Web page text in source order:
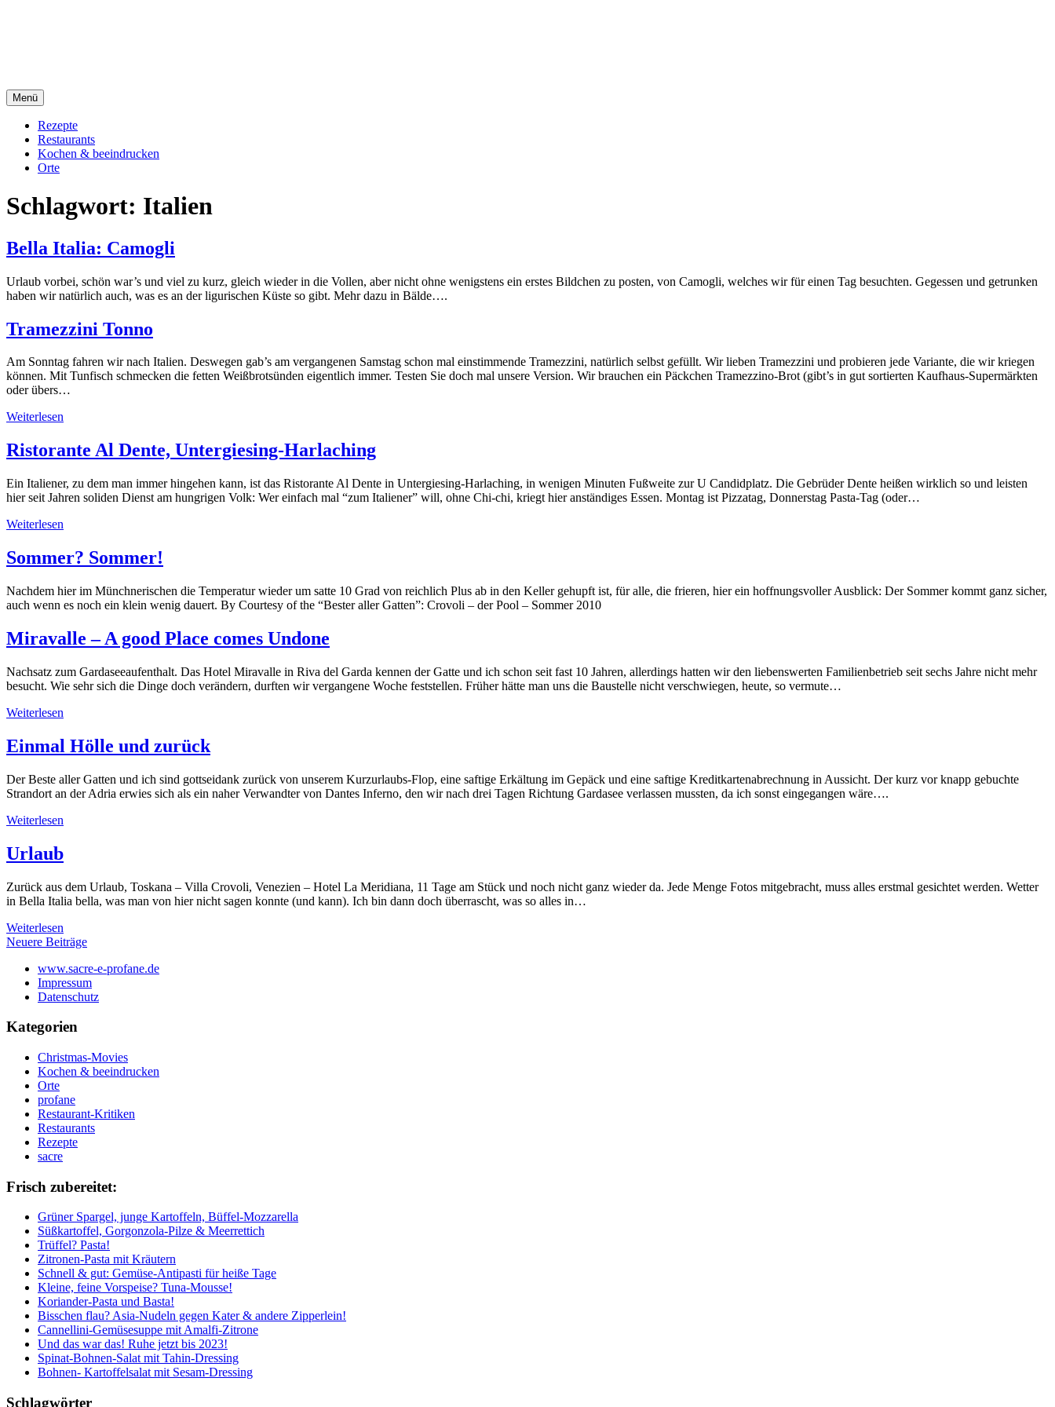
Menü
Rezepte
Restaurants
Kochen & beeindrucken
Orte
Schlagwort: Italien
Bella Italia: Camogli
Urlaub vorbei, schön war’s und viel zu kurz, gleich wieder in die Vollen, aber nicht ohne wenigstens ein erstes Bildchen zu posten, von Camogli, welches wir für einen Tag besuchten. Gegessen und getrunken
haben wir natürlich auch, was es an der ligurischen Küste so gibt. Mehr dazu in Bälde….
Tramezzini Tonno
Am Sonntag fahren wir nach Italien. Deswegen gab’s am vergangenen Samstag schon mal einstimmende Tramezzini, natürlich selbst gefüllt. Wir lieben Tramezzini und probieren jede Variante, die wir kriegen
können. Mit Tunfisch schmecken die fetten Weißbrotsünden eigentlich immer. Testen Sie doch mal unsere Version. Wir brauchen ein Päckchen Tramezzino-Brot (gibt’s in gut sortierten Kaufhaus-Supermärkten
oder übers…
Weiterlesen
Ristorante Al Dente, Untergiesing-Harlaching
Ein Italiener, zu dem man immer hingehen kann, ist das Ristorante Al Dente in Untergiesing-Harlaching, in wenigen Minuten Fußweite zur U Candidplatz. Die Gebrüder Dente heißen wirklich so und leisten
hier seit Jahren soliden Dienst am hungrigen Volk: Wer einfach mal “zum Italiener” will, ohne Chi-chi, kriegt hier anständiges Essen. Montag ist Pizzatag, Donnerstag Pasta-Tag (oder…
Weiterlesen
Sommer? Sommer!
Nachdem hier im Münchnerischen die Temperatur wieder um satte 10 Grad von reichlich Plus ab in den Keller gehupft ist, für alle, die frieren, hier ein hoffnungsvoller Ausblick: Der Sommer kommt ganz sicher,
auch wenn es noch ein klein wenig dauert. By Courtesy of the “Bester aller Gatten”: Crovoli – der Pool – Sommer 2010
Miravalle – A good Place comes Undone
Nachsatz zum Gardaseeaufenthalt. Das Hotel Miravalle in Riva del Garda kennen der Gatte und ich schon seit fast 10 Jahren, allerdings hatten wir den liebenswerten Familienbetrieb seit sechs Jahre nicht mehr
besucht. Wie sehr sich die Dinge doch verändern, durften wir vergangene Woche feststellen. Früher hätte man uns die Baustelle nicht verschwiegen, heute, so vermute…
Weiterlesen
Einmal Hölle und zurück
Der Beste aller Gatten und ich sind gottseidank zurück von unserem Kurzurlaubs-Flop, eine saftige Erkältung im Gepäck und eine saftige Kreditkartenabrechnung in Aussicht. Der kurz vor knapp gebuchte
Strandort an der Adria erwies sich als ein naher Verwandter von Dantes Inferno, den wir nach drei Tagen Richtung Gardasee verlassen mussten, da ich sonst eingegangen wäre….
Weiterlesen
Urlaub
Zurück aus dem Urlaub, Toskana – Villa Crovoli, Venezien – Hotel La Meridiana, 11 Tage am Stück und noch nicht ganz wieder da. Jede Menge Fotos mitgebracht, muss alles erstmal gesichtet werden. Wetter
in Bella Italia bella, was man von hier nicht sagen konnte (und kann). Ich bin dann doch überrascht, was so alles in…
Weiterlesen
Beitragsnavigation
Neuere Beiträge
www.sacre-e-profane.de
Impressum
Datenschutz
Kategorien
Christmas-Movies
Kochen & beeindrucken
Orte
profane
Restaurant-Kritiken
Restaurants
Rezepte
sacre
Frisch zubereitet:
Grüner Spargel, junge Kartoffeln, Büffel-Mozzarella
Süßkartoffel, Gorgonzola-Pilze & Meerrettich
Trüffel? Pasta!
Zitronen-Pasta mit Kräutern
Schnell & gut: Gemüse-Antipasti für heiße Tage
Kleine, feine Vorspeise? Tuna-Mousse!
Koriander-Pasta und Basta!
Bisschen flau? Asia-Nudeln gegen Kater & andere Zipperlein!
Cannellini-Gemüsesuppe mit Amalfi-Zitrone
Und das war das! Ruhe jetzt bis 2023!
Spinat-Bohnen-Salat mit Tahin-Dressing
Bohnen- Kartoffelsalat mit Sesam-Dressing
Schlagwörter